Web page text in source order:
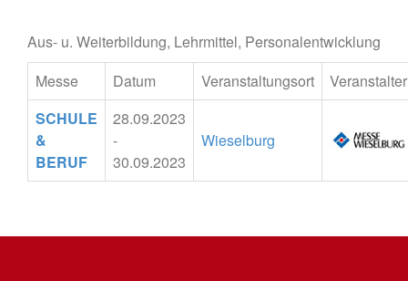
Aus- u. Weiterbildung, Lehrmittel, Personalentwicklung
Messe
Datum Veranstaltungsort
Veranstalter
SCHULE
&
BERUF
28.09.2023
-
30.09.2023
Wieselburg